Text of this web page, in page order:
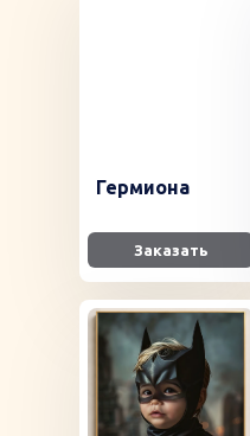
Гермиона
Заказать